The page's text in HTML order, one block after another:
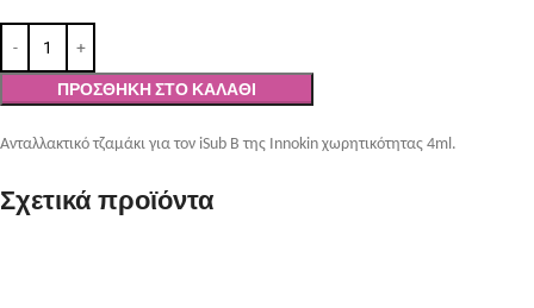
ΠΡΟΣΘΉΚΗ ΣΤΟ ΚΑΛΆΘΙ
Ανταλλακτικό τζαμάκι για τον iSub B της Innokin χωρητικότητας 4ml.
Σχετικά προϊόντα